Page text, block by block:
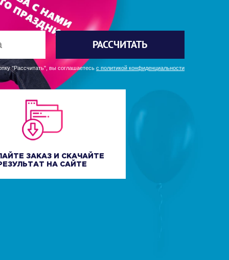
РАССЧИТАТЬ
"Рассчитать", вы соглашаетесь с политикой конфиденциальности
ЗАКАЗ И СКАЧАЙТЕ
НА САЙТЕ